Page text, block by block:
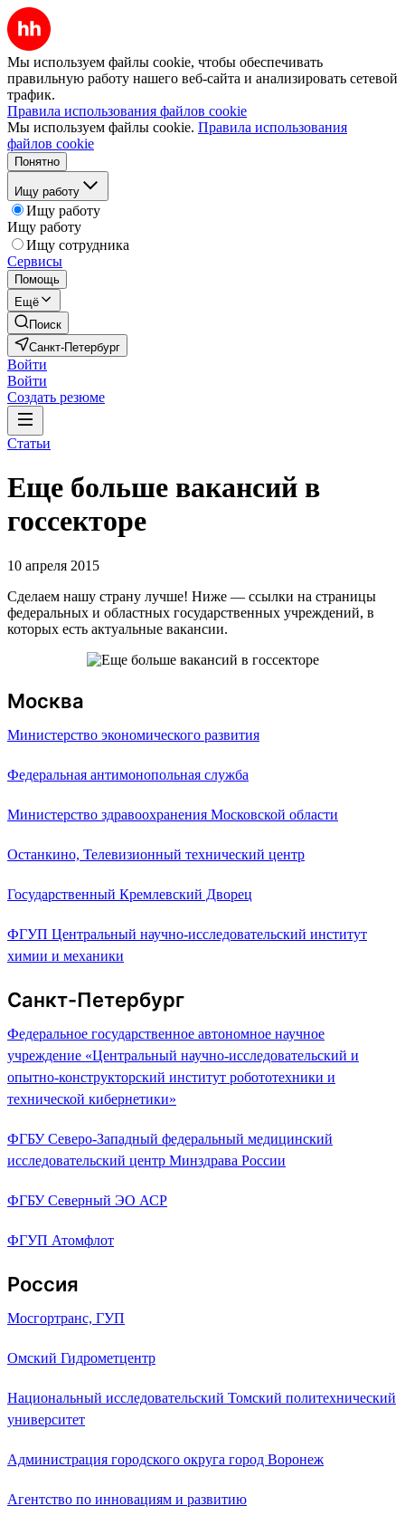
Мы используем файлы cookie, чтобы обеспечивать
правильную работу нашего веб-сайта и анализировать сетевой
трафик.
Правила использования файлов cookie
Мы используем файлы cookie. Правила использования
файлов cookie
Понятно
Ищу работу
Ищу работу
Ищу работу
Ищу сотрудника
Сервисы
Помощь
Ещё
Поиск
Санкт-Петербург
Войти
Войти
Создать резюме
Статьи
Еще больше вакансий в
госсекторе
10 апреля 2015
Сделаем нашу страну лучше! Ниже — ссылки на страницы
федеральных и областных государственных учреждений, в
которых есть актуальные вакансии.
Москва
Министерство экономического развития
Федеральная антимонопольная служба
Министерство здравоохранения Московской области
Останкино, Телевизионный технический центр
Государственный Кремлевский Дворец
ФГУП Центральный научно-исследовательский институт
химии и механики
Санкт-Петербург
Федеральное государственное автономное научное
учреждение «Центральный научно-исследовательский и
опытно-конструкторский институт робототехники и
технической кибернетики»
ФГБУ Северо-Западный федеральный медицинский
исследовательский центр Минздрава России
ФГБУ Северный ЭO АСР
ФГУП Атомфлот
Россия
Мосгортранс, ГУП
Омский Гидрометцентр
Национальный исследовательский Томский политехнический
университет
Администрация городского округа город Воронеж
Агентство по инновациям и развитию